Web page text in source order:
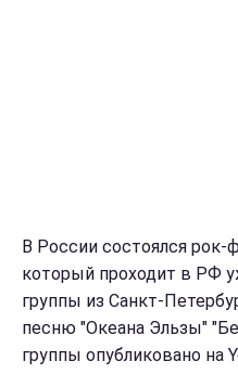
В России состоялся
который проходит в РФ
группы из Санкт-
песню "Океана Эльзы"
группы опубликовано на